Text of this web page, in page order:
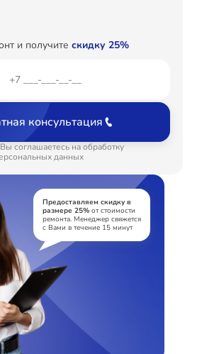
от 550₽
и получите скидку 25%
консультация
соглашаетесь на обработку
данных
Предоставляем скидку в
размере 25%от стоимости
ремонта. Менеджер свяжется
с Вами в течение 15 минут